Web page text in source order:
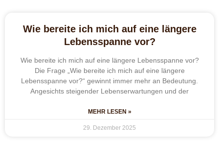
Wie bereite ich mich auf eine längere
Lebensspanne vor?
Wie bereite ich mich auf eine längere Lebensspanne vor?
Die Frage „Wie bereite ich mich auf eine längere
Lebensspanne vor?“ gewinnt immer mehr an Bedeutung.
Angesichts steigender Lebenserwartungen und der
MEHR LESEN »
29. Dezember 2025